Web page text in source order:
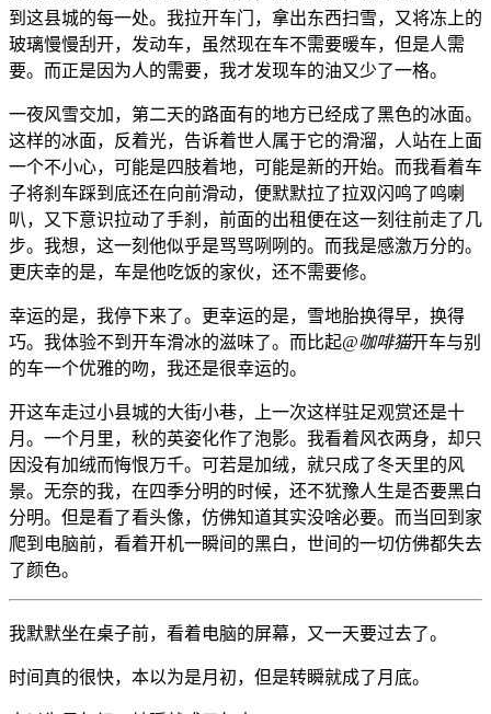
到这县城的每一处。我拉开车门，拿出东西扫雪，又将冻上的
玻璃慢慢刮开，发动车，虽然现在车不需要暖车，但是人需
要。而正是因为人的需要，我才发现车的油又少了一格。
一夜风雪交加，第二天的路面有的地方已经成了黑色的冰面。
这样的冰面，反着光，告诉着世人属于它的滑溜，人站在上面
一个不小心，可能是四肢着地，可能是新的开始。而我看着车
子将刹车踩到底还在向前滑动，便默默拉了拉双闪鸣了鸣喇
叭，又下意识拉动了手刹，前面的出租便在这一刻往前走了几
步。我想，这一刻他似乎是骂骂咧咧的。而我是感激万分的。
更庆幸的是，车是他吃饭的家伙，还不需要修。
幸运的是，我停下来了。更幸运的是，雪地胎换得早，换得
巧。我体验不到开车滑冰的滋味了。而比起@咖啡猫开车与别
的车一个优雅的吻，我还是很幸运的。
开这车走过小县城的大街小巷，上一次这样驻足观赏还是十
月。一个月里，秋的英姿化作了泡影。我看着风衣两身，却只
因没有加绒而悔恨万千。可若是加绒，就只成了冬天里的风
景。无奈的我，在四季分明的时候，还不犹豫人生是否要黑白
分明。但是看了看头像，仿佛知道其实没啥必要。而当回到家
爬到电脑前，看着开机一瞬间的黑白，世间的一切仿佛都失去
了颜色。
我默默坐在桌子前，看着电脑的屏幕，又一天要过去了。
时间真的很快，本以为是月初，但是转瞬就成了月底。